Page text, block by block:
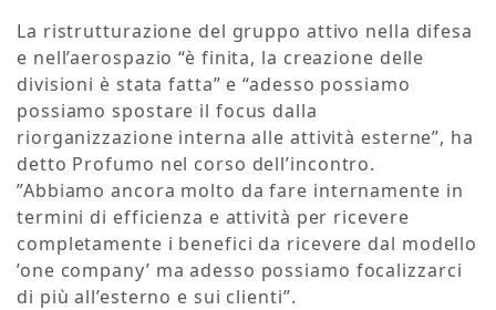
La ristrutturazione del gruppo attivo nella difesa
e nell’aerospazio “è finita, la creazione delle
divisioni è stata fatta” e “adesso possiamo
possiamo spostare il focus dalla
riorganizzazione interna alle attività esterne”, ha
detto Profumo nel corso dell’incontro.
”Abbiamo ancora molto da fare internamente in
termini di efficienza e attività per ricevere
completamente i benefici da ricevere dal modello
’one company’ ma adesso possiamo focalizzarci
di più all’esterno e sui clienti”.